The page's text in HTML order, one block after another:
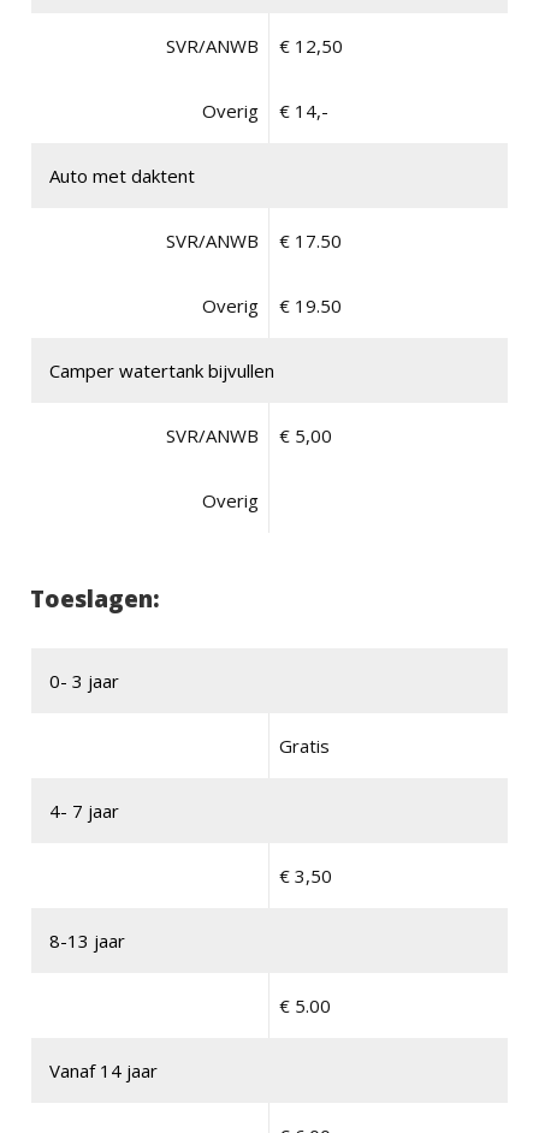
SVR/ANWB € 12,50
Overig € 14,-
Auto met daktent
SVR/ANWB € 17.50
Overig € 19.50
Camper watertank bijvullen
SVR/ANWB € 5,00
Overig
Toeslagen:
0- 3 jaar
Gratis
4- 7 jaar
€ 3,50
8-13 jaar
€ 5.00
Vanaf 14 jaar